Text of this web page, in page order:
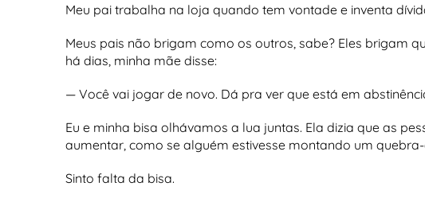
Meu pai trabalha na loja quando tem vontade e inventa
Meus pais não brigam como os outros, sabe? Eles brigam
há dias, minha mãe disse:
— Você vai jogar de novo. Dá pra ver que está em
Eu e minha bisa olhávamos a lua juntas. Ela dizia que as
aumentar, como se alguém estivesse montando um
Sinto falta da bisa.